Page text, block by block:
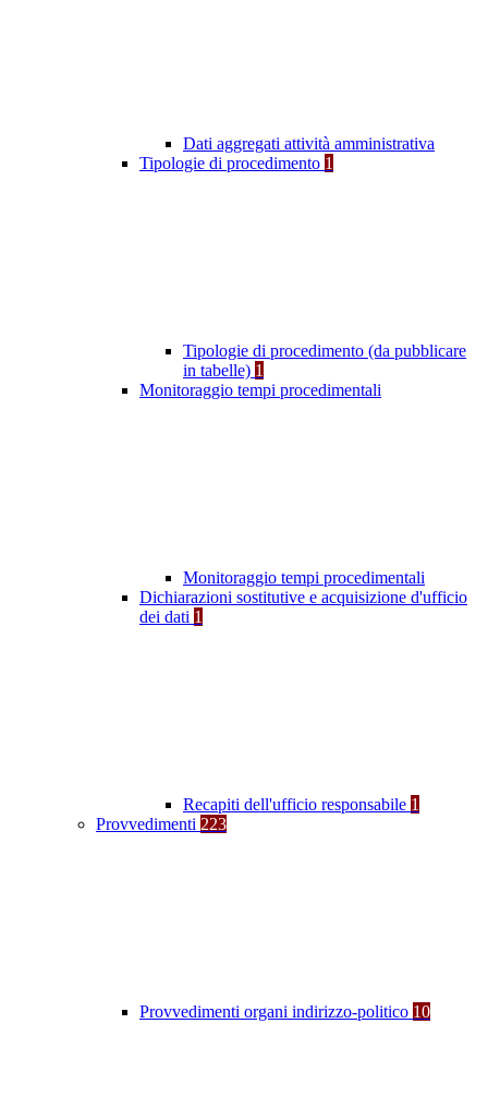
Dati aggregati attività amministrativa
Tipologie di procedimento 1
Tipologie di procedimento (da pubblicare
in tabelle) 1
Monitoraggio tempi procedimentali
Monitoraggio tempi procedimentali
Dichiarazioni sostitutive e acquisizione d'ufficio
dei dati 1
Recapiti dell'ufficio responsabile 1
Provvedimenti 223
Provvedimenti organi indirizzo-politico 10